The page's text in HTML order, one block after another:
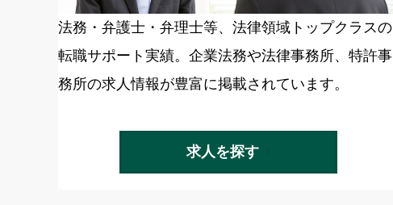
法務・弁護士・弁理士等、法律領域トップクラスの
転職サポート実績。企業法務や法律事務所、特許事
務所の求人情報が豊富に掲載されています。
求人を探す